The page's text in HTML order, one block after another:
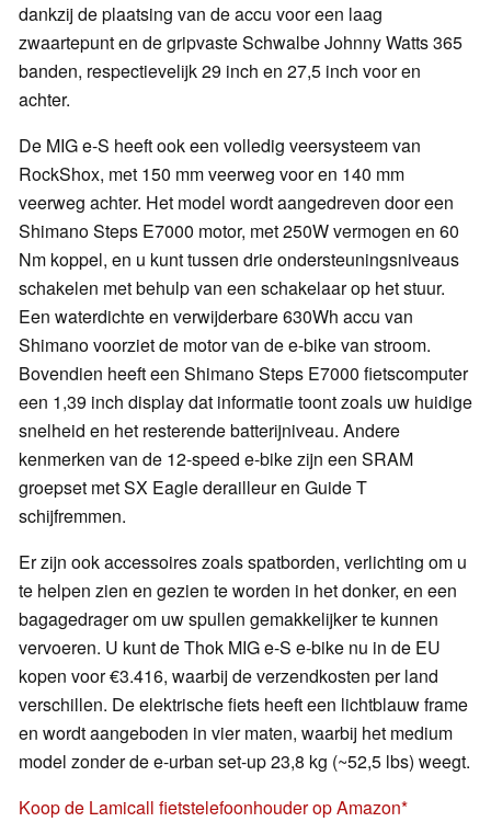
dankzij de plaatsing van de accu voor een laag
zwaartepunt en de gripvaste Schwalbe Johnny Watts 365
banden, respectievelijk 29 inch en 27,5 inch voor en
achter.
De MIG e-S heeft ook een volledig veersysteem van
RockShox, met 150 mm veerweg voor en 140 mm
veerweg achter. Het model wordt aangedreven door een
Shimano Steps E7000 motor, met 250W vermogen en 60
Nm koppel, en u kunt tussen drie ondersteuningsniveaus
schakelen met behulp van een schakelaar op het stuur.
Een waterdichte en verwijderbare 630Wh accu van
Shimano voorziet de motor van de e-bike van stroom.
Bovendien heeft een Shimano Steps E7000 fietscomputer
een 1,39 inch display dat informatie toont zoals uw huidige
snelheid en het resterende batterijniveau. Andere
kenmerken van de 12-speed e-bike zijn een SRAM
groepset met SX Eagle derailleur en Guide T
schijfremmen.
Er zijn ook accessoires zoals spatborden, verlichting om u
te helpen zien en gezien te worden in het donker, en een
bagagedrager om uw spullen gemakkelijker te kunnen
vervoeren. U kunt de Thok MIG e-S e-bike nu in de EU
kopen voor €3.416, waarbij de verzendkosten per land
verschillen. De elektrische fiets heeft een lichtblauw frame
en wordt aangeboden in vier maten, waarbij het medium
model zonder de e-urban set-up 23,8 kg (~52,5 lbs) weegt.
Koop de Lamicall fietstelefoonhouder op Amazon